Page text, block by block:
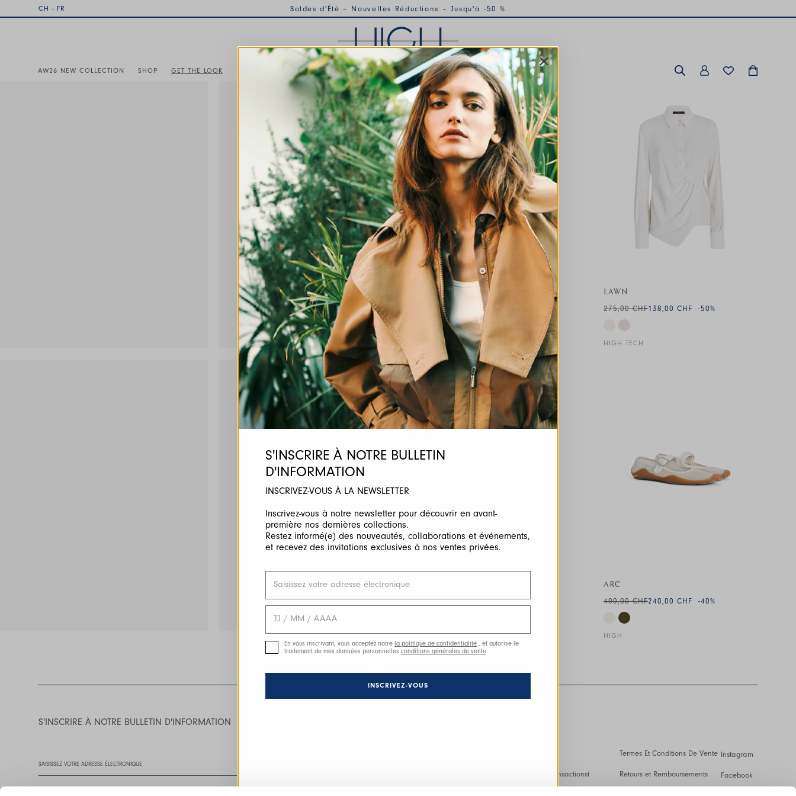
CH - FR Soldes d'Été – Nouvelles Réductions – Jusqu'à -50 %
AW26 NEW COLLECTION SHOP GET THE LOOK HIGH MOMENTS SALES HIGH MONDE
S'INSCRIRE À NOTRE BULLETIN
D'INFORMATION
INSCRIVEZ-VOUS À LA NEWSLETTER
Inscrivez-vous à notre newsletter pour découvrir en avant-
première nos dernières collections.
Restez informé(e) des nouveautés, collaborations et événements,
et recevez des invitations exclusives à nos ventes privées.
En vous inscrivant, vous acceptez notre la politique de confidentialité , et autorise le
traitement de mes données personnelles conditions générales de vente
INSCRIVEZ-VOUS
YUKATA
HIGH TECH
550,00 CHF 330,00 CHF
LAWN
HIGH TECH
275,00 CHF138,00 CHF -50%
HIGH TECH
345,00 CHF207,00 CHF
ARC
HIGH
400,00 CHF240,00 CHF -40%
EVERYDAY COUTURE
S'INSCRIRE À NOTRE BULLETIN D'INFORMATION
Paiements et transactionst
Termes Et Conditions De Vente
Retours et Remboursements
Instagram
Facebook